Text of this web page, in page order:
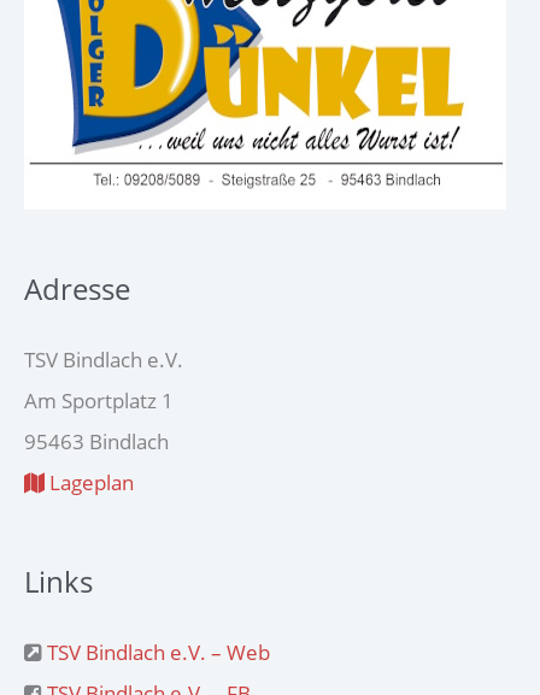
Adresse
TSV Bindlach e.V.
Am Sportplatz 1
95463 Bindlach
Lageplan
Links
TSV Bindlach e.V. – Web